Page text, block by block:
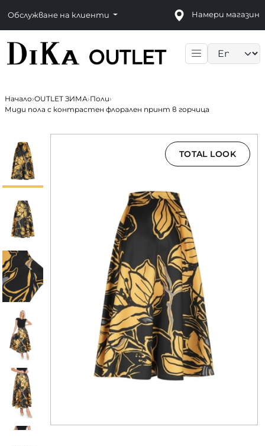
Обслужване на клиенти Намери магазин
Начало›OUTLET ЗИМА›Поли›
Миди пола с контрастен флорален принт в горчица
TOTAL LOOK